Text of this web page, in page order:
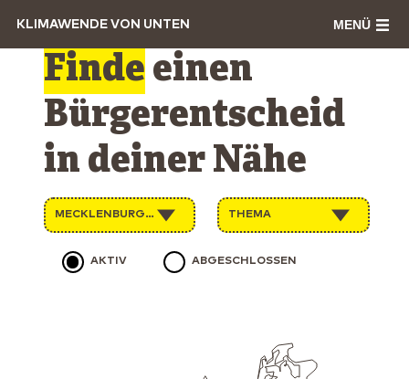
KLIMAWENDE VON UNTEN MENÜ
Finde einen
Bürgerentscheid
in deiner Nähe
MECKLENBURG-VORPOMMERNTHEMA
AKTIV ABGESCHLOSSEN